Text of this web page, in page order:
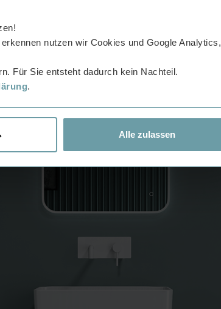
nutzen wir Cookies und Google Analytics,
Für Sie entsteht dadurch kein Nachteil.
.
Alle zulassen